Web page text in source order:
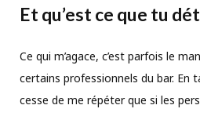
Et qu’est ce que tu
Ce qui m’agace, c’est parfois le
certains professionnels du bar. En
cesse de me répéter que si les